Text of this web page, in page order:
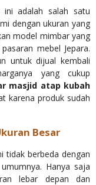
adalah salah satu
dengan ukuran yang
model mimbar yang
mebel Jepara.
untuk dijual kembali
yang cukup
masjid atap kubah
karena produk sudah
Besar
tidak berbeda dengan
Hanya saja
lebar depan dan